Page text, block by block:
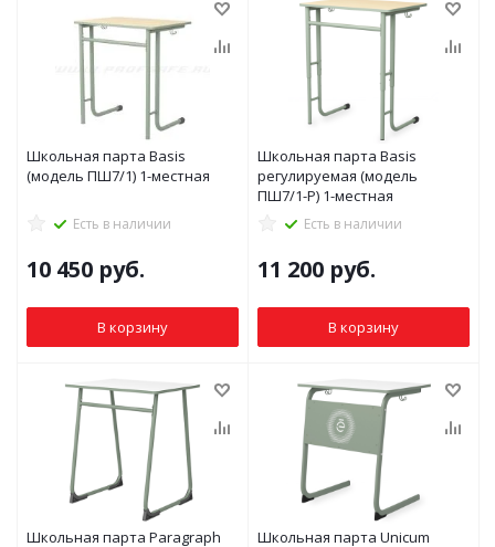
Школьная парта Basis
(модель ПШ7/1) 1-местная
Есть в наличии
10 450 руб.
В корзину
Школьная парта Basis
регулируемая (модель
ПШ7/1-Р) 1-местная
Есть в наличии
11 200 руб.
В корзину
Школьная парта Paragraph
Школьная парта Unicum